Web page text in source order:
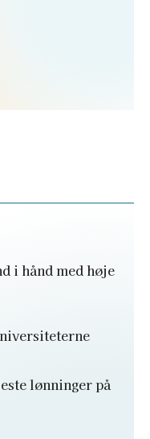
i hånd med høje
lønninger på